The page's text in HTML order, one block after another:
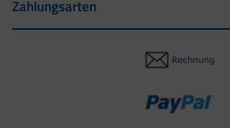
Zahlungsarten